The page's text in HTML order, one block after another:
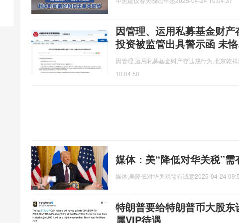
因管理、运用私募基金财
投资被监管出具警示函 未
因管理,运用私募基金财产存违规行为,北京乾
10:04:50
媒体：美“降低对华关税”
媒体,美降低对华关税需有诚意2025-04-24
特朗普要给特朗普币大股
属VIP待遇